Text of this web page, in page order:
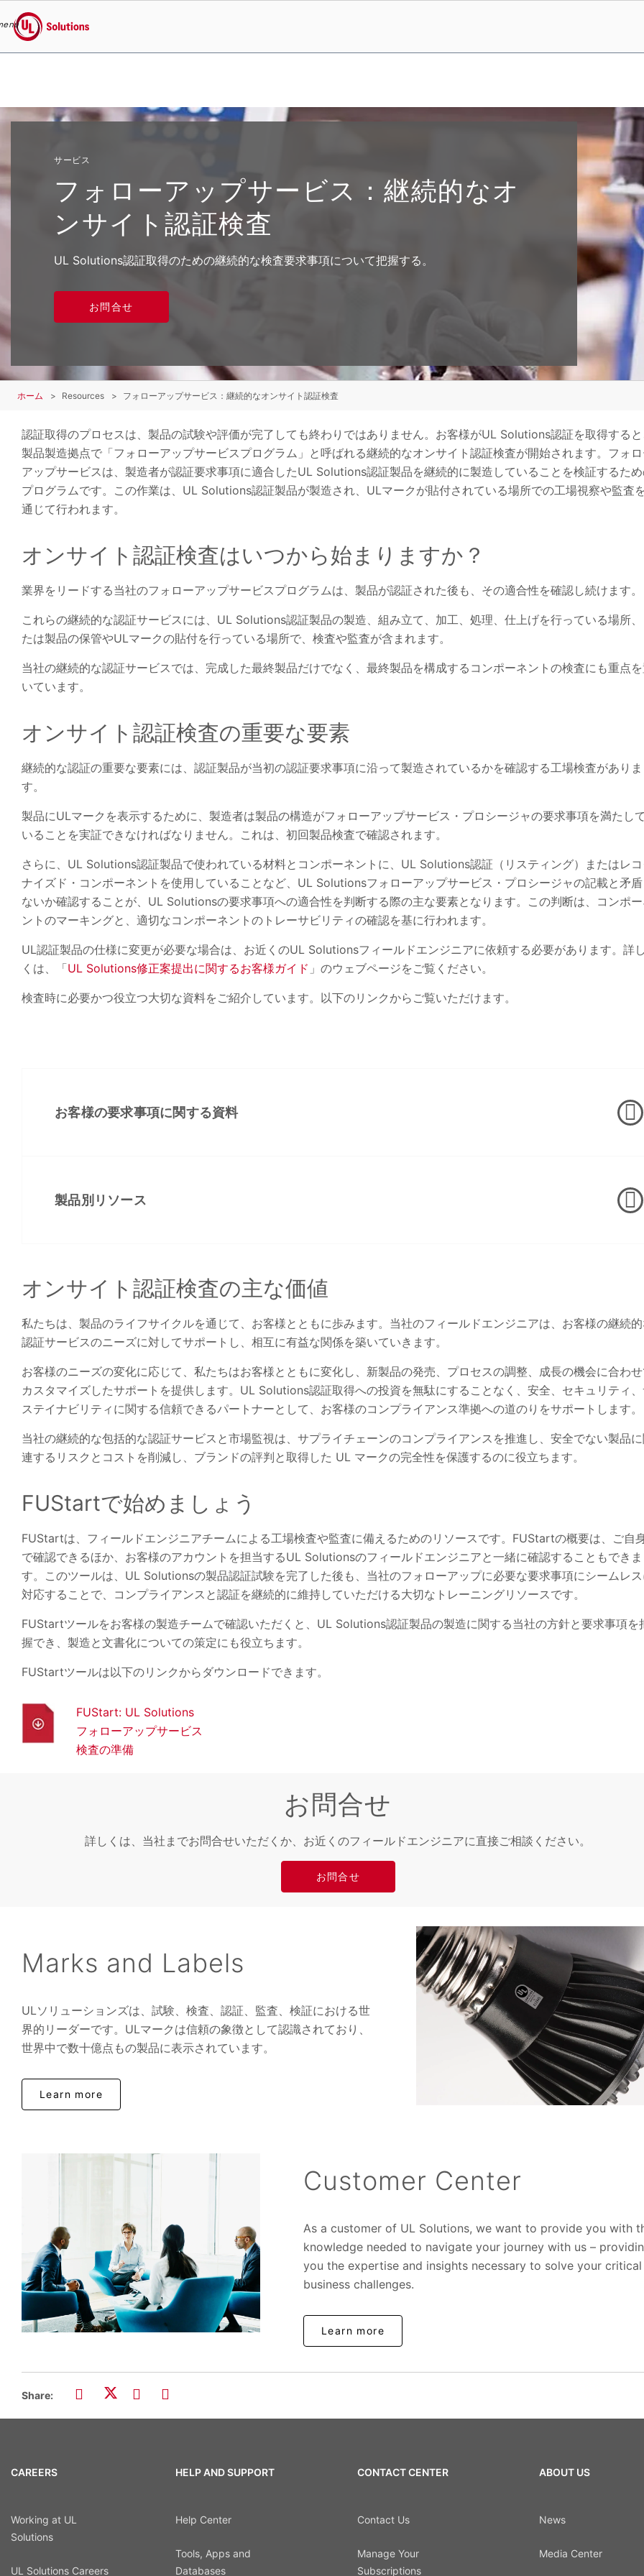
UL Solutions
サービス
フォローアップサービス：継続的なオ
ンサイト認証検査
UL Solutions認証取得のための継続的な検査要求事項について把握する。
お問合せ
ホーム Resources フォローアップサービス：継続的なオンサイト認証検査
認証取得のプロセスは、製品の試験や評価が完了しても終わりではありません。お客様がUL Solutions認証を取得する
製品製造拠点で「フォローアップサービスプログラム」と呼ばれる継続的なオンサイト認証検査が開始されます。フォ
アップサービスは、製造者が認証要求事項に適合したUL Solutions認証製品を継続的に製造していることを検証するた
プログラムです。この作業は、UL Solutions認証製品が製造され、ULマークが貼付されている場所での工場視察や監査
通じて行われます。
オンサイト認証検査はいつから始まりますか？
業界をリードする当社のフォローアップサービスプログラムは、製品が認証された後も、その適合性を確認し続けます。
これらの継続的な認証サービスには、UL Solutions認証製品の製造、組み立て、加工、処理、仕上げを行っている場所
たは製品の保管やULマークの貼付を行っている場所で、検査や監査が含まれます。
当社の継続的な認証サービスでは、完成した最終製品だけでなく、最終製品を構成するコンポーネントの検査にも重点
いています。
オンサイト認証検査の重要な要素
継続的な認証の重要な要素には、認証製品が当初の認証要求事項に沿って製造されているかを確認する工場検査がありま
す。
製品にULマークを表示するために、製造者は製品の構造がフォローアップサービス・プロシージャの要求事項を満たし
いることを実証できなければなりません。これは、初回製品検査で確認されます。
さらに、UL Solutions認証製品で使われている材料とコンポーネントに、UL Solutions認証（リスティング）またはレ
ナイズド・コンポーネントを使用していることなど、UL Solutionsフォローアップサービス・プロシージャの記載と矛
ないか確認することが、UL Solutionsの要求事項への適合性を判断する際の主な要素となります。この判断は、コンポ
ントのマーキングと、適切なコンポーネントのトレーサビリティの確認を基に行われます。
UL認証製品の仕様に変更が必要な場合は、お近くのUL Solutionsフィールドエンジニアに依頼する必要があります。詳
くは、「UL Solutions修正案提出に関するお客様ガイド 」のウェブページをご覧ください。
検査時に必要かつ役立つ大切な資料をご紹介しています。以下のリンクからご覧いただけます。
お客様の要求事項に関する資料
製品別リソース
オンサイト認証検査の主な価値
私たちは、製品のライフサイクルを通じて、お客様とともに歩みます。当社のフィールドエンジニアは、お客様の継続
認証サービスのニーズに対してサポートし、相互に有益な関係を築いていきます。
お客様のニーズの変化に応じて、私たちはお客様とともに変化し、新製品の発売、プロセスの調整、成長の機会に合わ
カスタマイズしたサポートを提供します。UL Solutions認証取得への投資を無駄にすることなく、安全、セキュリティ
ステイナビリティに関する信頼できるパートナーとして、お客様のコンプライアンス準拠への道のりをサポートします。
当社の継続的な包括的な認証サービスと市場監視は、サプライチェーンのコンプライアンスを推進し、安全でない製品
連するリスクとコストを削減し、ブランドの評判と取得した UL マークの完全性を保護するのに役立ちます。
FUStartで始めましょう
FUStartは、フィールドエンジニアチームによる工場検査や監査に備えるためのリソースです。FUStartの概要は、ご自
で確認できるほか、お客様のアカウントを担当するUL Solutionsのフィールドエンジニアと一緒に確認することもできま
す。このツールは、UL Solutionsの製品認証試験を完了した後も、当社のフォローアップに必要な要求事項にシームレ
対応することで、コンプライアンスと認証を継続的に維持していただける大切なトレーニングリソースです。
FUStartツールをお客様の製造チームで確認いただくと、UL Solutions認証製品の製造に関する当社の方針と要求事項を
握でき、製造と文書化についての策定にも役立ちます。
FUStartツールは以下のリンクからダウンロードできます。
FUStart: UL Solutions
フォローアップサービス
検査の準備
お問合せ
詳しくは、当社までお問合せいただくか、お近くのフィールドエンジニアに直接ご相談ください。
お問合せ
Marks and Labels
ULソリューションズは、試験、検査、認証、監査、検証における世
界的リーダーです。ULマークは信頼の象徴として認識されており、
世界中で数十億点もの製品に表示されています。
Learn more
Customer Center
As a customer of UL Solutions, we want to provide you with
knowledge needed to navigate your journey with us –
you the expertise and insights necessary to solve your critical
business challenges.
Learn more
Share:
CAREERS
Working at UL
Solutions
UL Solutions Careers
HELP AND SUPPORT
Help Center
Tools, Apps and
Databases
CONTACT CENTER
Contact Us
Manage Your
Subscriptions
ABOUT US
News
Media Center